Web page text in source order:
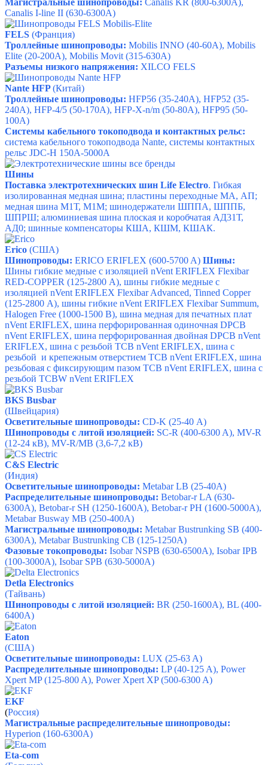
Магистральные шинопроводы: Canalis KR (800-6300A),
Canalis I-line II (630-6300A)
FELS (Франция)
Троллейные шинопроводы: Mobilis INNO (40-60A), Mobilis
Elite (20-200A), Mobilis Movit (315-630A)
Разъемы низкого напряжения: XILCO FELS
Nante HFP(Китай)
Троллейные шинопроводы: HFP56 (35-240A), HFP52 (35-
240A), HFP-4/5 (50-170A), HFP-X-n/m (50-80A), HFP95 (50-
100A)
Системы кабельного токоподвода и контактных рельс:
система кабельного токоподвода Nante, системы контактных
рельс JDC-H 150А-5000А
Шины
Поставка электротехнических шин Life Electro. Гибкая
изолированная медная шина; пластины переходные МА, АП;
медная шина М1Т, М1М; шинодержатели ШППА, ШППБ,
ШПРШ; алюминиевая шина плоская и коробчатая АД31Т,
АД0; шинные компенсаторы КША, КШМ, КШАК.
Erico (США)
Шинопроводы: ERICO ERIFLEX (600-5700 A) Шины:
Шины гибкие медные с изоляцией nVent ERIFLEX Flexibar
RED-COPPER (125-2800 А), шины гибкие медные с
изоляцией nVent ERIFLEX Flexibar Advanced, Tinned Copper
(125-2800 А), шины гибкие nVent ERIFLEX Flexibar Summum,
Halogen Free (1000-1500 В), шина медная для печатных плат
nVent ERIFLEX, шина перфорированная одиночная DPCB
nVent ERIFLEX, шина перфорированная двойная DPCB nVent
ERIFLEX, шина с резьбой ТСВ nVent ERIFLEX, шина с
резьбой и крепежным отверстием ТСВ nVent ERIFLEX, шина
резьбовая с фиксирующим пазом ТСВ nVent ERIFLEX, шина с
резьбой TCBW nVent ERIFLEX
BKS Busbar
(Швейцария)
Осветительные шинопроводы: CD-K (25-40 А)
Шинопроводы с литой изоляцией: SC-R (400-6300 A), MV-R
(12-24 кВ), MV-R/MB (3,6-7,2 кВ)
C&S Electric
(Индия)
Осветительные шинопроводы: Metabar LB (25-40A)
Распределительные шинопроводы: Betobar-r LA (630-
6300A), Betobar-r SH (1250-1600A), Betobar-r PH (1600-5000A),
Metabar Busway MB (250-400A)
Магистральные шинопроводы: Metabar Bustrunking SB (400-
6300A), Metabar Bustrunking CB (125-1250A)
Фазовые токопроводы: Isobar NSPB (630-6500A), Isobar IPB
(100-3000A), Isobar SPB (630-5000A)
Detla Electronics
(Тайвань)
Шинопроводы с литой изоляцией: BR (250-1600A), BL (400-
6400A)
Eaton
(США)
Осветительные шинопроводы: LUX (25-63 A)
Распределительные шинопроводы: LP (40-125 A), Power
Xpert MP (125-800 A), Power Xpert XP (500-6300 A)
EKF
(Россия)
Магистральные распределительные шинопроводы:
Hyperion (160-6300A)
Eta-com